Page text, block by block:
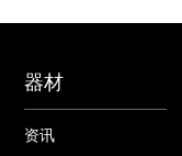
器材
资讯